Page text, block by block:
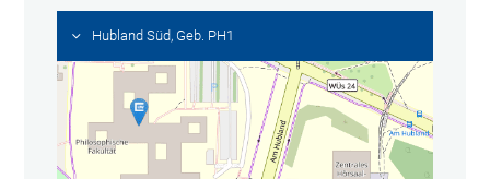
Hubland Süd, Geb. PH1